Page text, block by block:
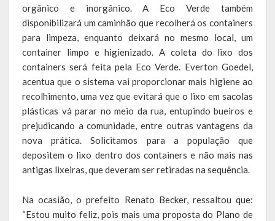
orgânico e inorgânico. A Eco Verde também
disponibilizará um caminhão que recolherá os containers
para limpeza, enquanto deixará no mesmo local, um
container limpo e higienizado. A coleta do lixo dos
containers será feita pela Eco Verde. Everton Goedel,
acentua que o sistema vai proporcionar mais higiene ao
recolhimento, uma vez que evitará que o lixo em sacolas
plásticas vá parar no meio da rua, entupindo bueiros e
prejudicando a comunidade, entre outras vantagens da
nova prática. Solicitamos para a população que
depositem o lixo dentro dos containers e não mais nas
antigas lixeiras, que deveram ser retiradas na sequência.
Na ocasião, o prefeito Renato Becker, ressaltou que:
“Estou muito feliz, pois mais uma proposta do Plano de